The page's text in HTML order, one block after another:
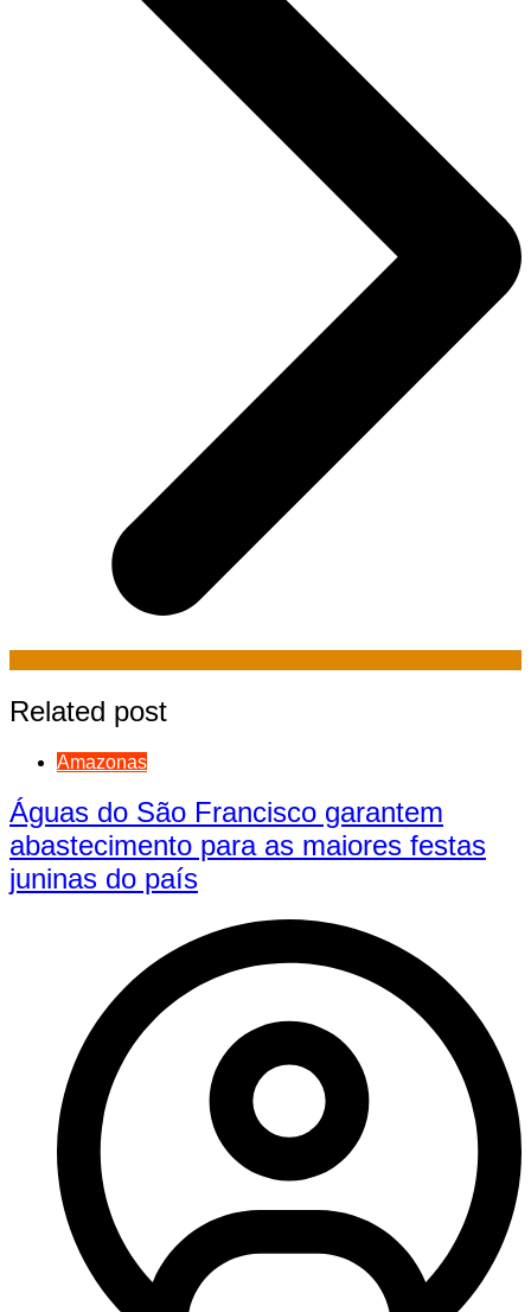
Related post
Amazonas
Águas do São Francisco garantem
abastecimento para as maiores festas
juninas do país